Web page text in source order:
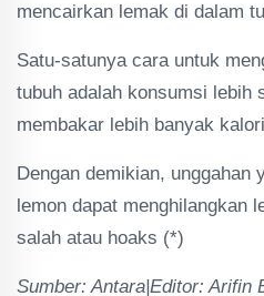
mencairkan lemak di dalam
Satu-satunya cara untuk
tubuh adalah konsumsi lebih
membakar lebih banyak
Dengan demikian, unggahan
lemon dapat menghilangkan
salah atau hoaks (*)
Sumber: Antara|Editor: Arifin